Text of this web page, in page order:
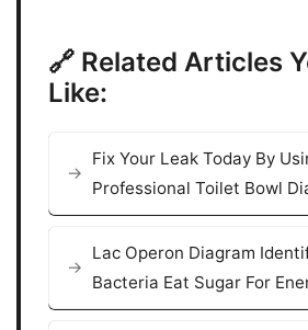
🔗 Related Articles
Like:
Fix Your Leak Today By
Professional Toilet Bowl
Lac Operon Diagram
Bacteria Eat Sugar For